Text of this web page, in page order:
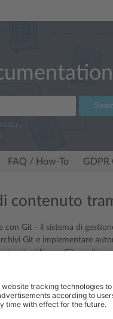
.
FAQ / How-To GDPR
contenuto
con Git - il sistema di
Git e implementare
si può utilizzare Git per il
archivi Git di due tipi, a
workstation. In questo
al sito web.